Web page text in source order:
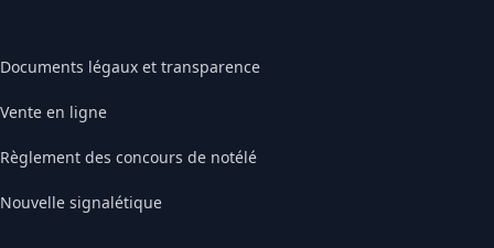
Documents légaux et transparence
Vente en ligne
Règlement des concours de notélé
Nouvelle signalétique